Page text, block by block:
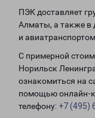
ПЭК доставляет
Алматы, а также в
и авиатранспортом.
С примерной
Норильск
ознакомиться на
помощью онлайн-
телефону: +7 (495)